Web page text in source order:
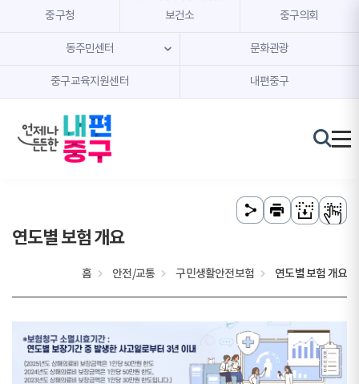
본문 내용 바로가기
주메뉴 바로가기
중구청 보건소 중구의회
동주민센터 문화관광
중구교육지원센터 내편중구
연도별 보험 개요
홈 안전/교통 구민생활안전보험 연도별 보험 개요